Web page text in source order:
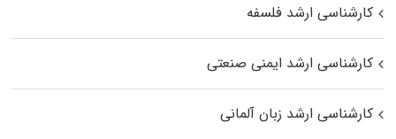
کارشناسی ارشد فلسفه
کارشناسی ارشد ایمنی صنعتی
کارشناسی ارشد زبان آلمانی